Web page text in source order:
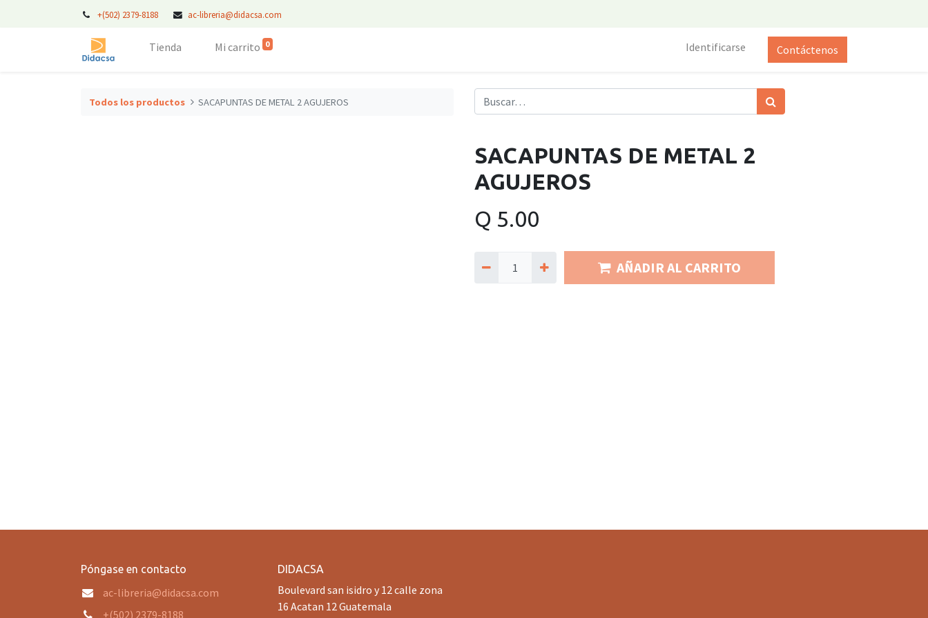
+(502) 2379-8188 ac-libreria@didacsa.com
Tienda Mi carrito 0 Identificarse Contáctenos
Todos los productos SACAPUNTAS DE METAL 2 AGUJEROS
SACAPUNTAS DE METAL 2
AGUJEROS
Q 5.00
AÑADIR AL CARRITO
Póngase en contacto
ac-libreria@didacsa.com
+(502) 2379-8188
DIDACSA
Boulevard san isidro y 12 calle zona
16 Acatan 12 Guatemala